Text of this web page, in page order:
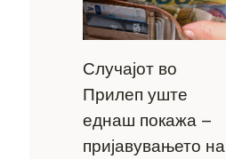
Случајот во
Прилеп уште
еднаш покажа –
пријавувањето на